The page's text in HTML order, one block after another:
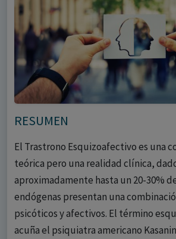
RESUMEN
El Trastrono Esquizoafectivo es una
teórica pero una realidad clínica,
aproximadamente hasta un 20-30%
endógenas presentan una
psicóticos y afectivos. El término
acuña el psiquiatra americano